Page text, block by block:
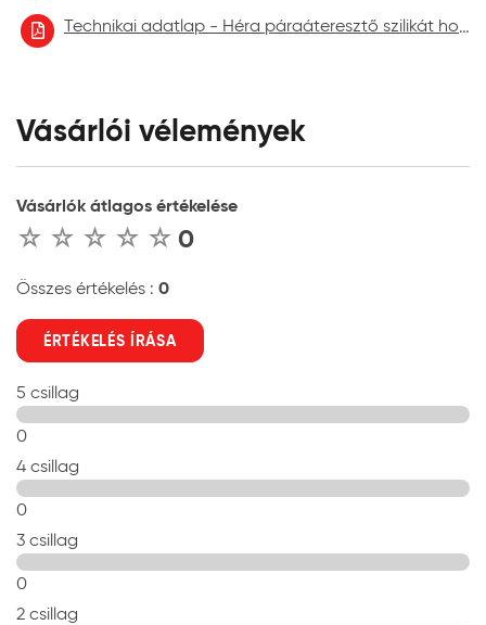
Technikai adatlap - Héra páraáteresztő szilikát homlokzat- és beltéri falfesték
Vásárlói vélemények
Vásárlók átlagos értékelése
0
Összes értékelés : 0
ÉRTÉKELÉS ÍRÁSA
5 csillag
0
4 csillag
0
3 csillag
0
2 csillag